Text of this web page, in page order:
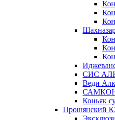
СИС
Веди
САМКОН
Коньяк
Прошянский